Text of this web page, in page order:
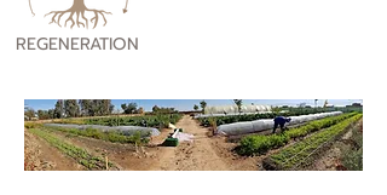
REGENERATION